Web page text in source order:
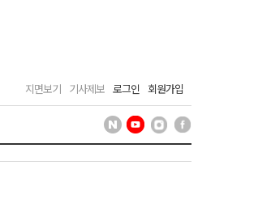
지면보기 기사제보 로그인 회원가입